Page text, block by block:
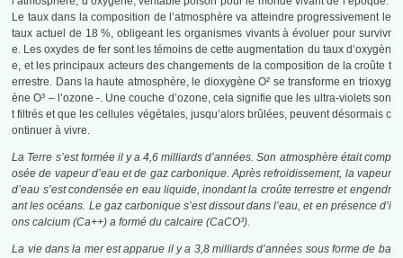
Le taux dans la composition de l’atmosphère va atteindre progressivement le
taux actuel de 18 %, obligeant les organismes vivants à évoluer pour survivr
e. Les oxydes de fer sont les témoins de cette augmentation du taux d’oxygèn
e, et les principaux acteurs des changements de la composition de la croûte t
errestre. Dans la haute atmosphère, le dioxygène O² se transforme en trioxyg
ène O³ – l’ozone -. Une couche d’ozone, cela signifie que les ultra-violets son
t filtrés et que les cellules végétales, jusqu’alors brûlées, peuvent désormais c
ontinuer à vivre.
La Terre s’est formée il y a 4,6 milliards d’années. Son atmosphère était comp
osée de vapeur d’eau et de gaz carbonique. Après refroidissement, la vapeur
d’eau s’est condensée en eau liquide, inondant la croûte terrestre et engendr
ant les océans. Le gaz carbonique s’est dissout dans l’eau, et en présence d’i
ons calcium (Ca++) a formé du calcaire (CaCO³).
La vie dans la mer est apparue il y a 3,8 milliards d’années sous forme de ba